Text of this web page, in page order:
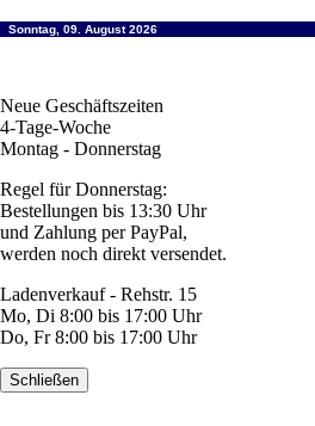
Sonntag, 09. August 2026
Neue Geschäftszeiten
4-Tage-Woche
Montag - Donnerstag
Regel für Donnerstag:
Bestellungen bis 13:30 Uhr
und Zahlung per PayPal,
werden noch direkt versendet.
Ladenverkauf - Rehstr. 15
Mo, Di 8:00 bis 17:00 Uhr
Do, Fr 8:00 bis 17:00 Uhr
Schließen